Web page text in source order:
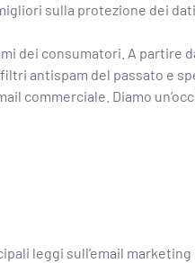
sulla protezione dei dati.
dei consumatori. A
antispam del passato e
commerciale. Diamo
leggi sull’email